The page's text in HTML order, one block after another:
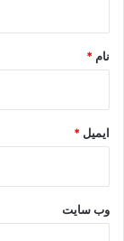
نام *
ایمیل *
وب‌ سایت